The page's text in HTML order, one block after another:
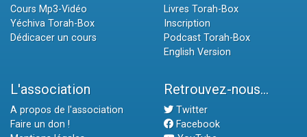
Cours Mp3-Vidéo
Yéchiva Torah-Box
Dédicacer un cours
Livres Torah-Box
Inscription
Podcast Torah-Box
English Version
L'association
A propos de l'association
Faire un don !
Retrouvez-nous...
Twitter
Facebook